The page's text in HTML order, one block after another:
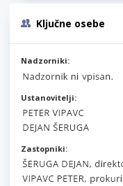
Ključne osebe
Nadzorniki:
Ustanovitelji:
Zastopniki: